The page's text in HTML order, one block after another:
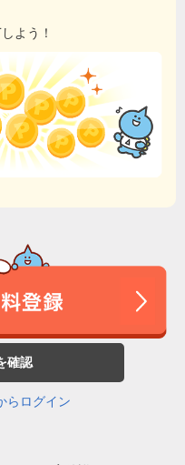
よう！
確認
らログイン